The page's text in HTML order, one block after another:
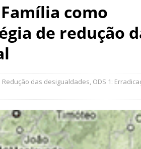
2026
DESTAQUE
e pobreza cai, mas Brasil segue marcado por
como
de redução
Redução das desigualdades, ODS 1: